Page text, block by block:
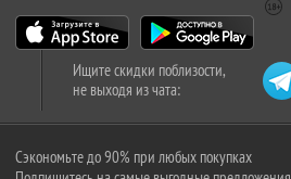
Ищите скидки поблизости,
не выходя из чата:
Сэкономьте до 90% при любых покупках